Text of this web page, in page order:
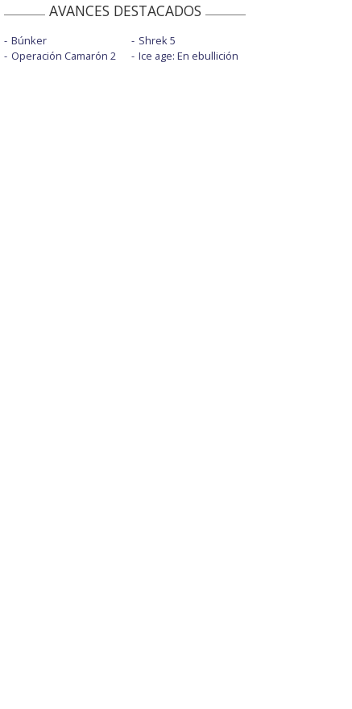
AVANCES DESTACADOS
Búnker
Operación Camarón 2
Shrek 5
Ice age: En ebullición